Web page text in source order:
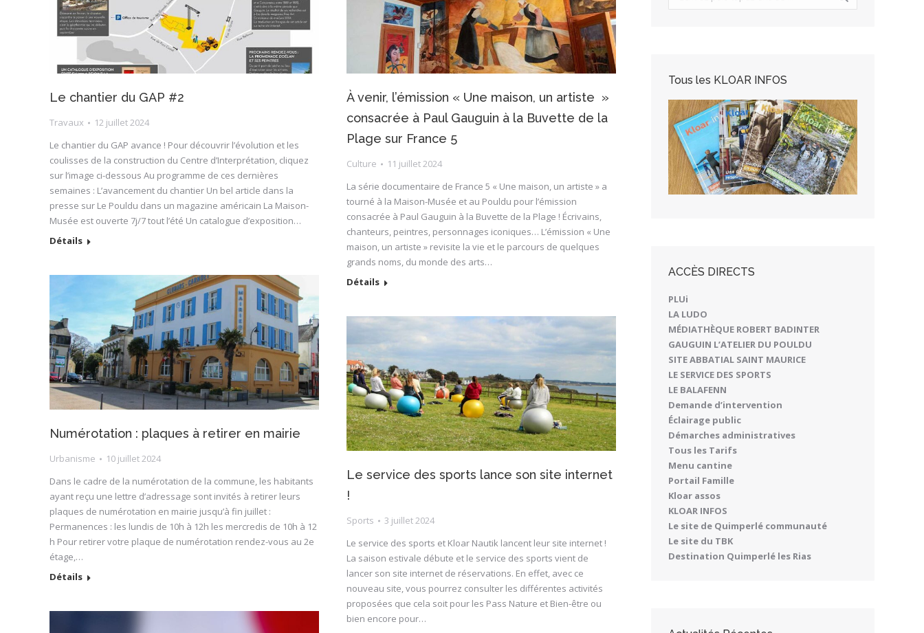
Le chantier du GAP #2
Travaux
12 juillet 2024
Le chantier du GAP avance ! Pour découvrir l’évolution et les
coulisses de la construction du Centre d’Interprétation, cliquez
sur l’image ci-dessous Au programme de ces dernières
semaines : L’avancement du chantier Un bel article dans la
presse sur Le Pouldu dans un magazine américain La Maison-
Musée est ouverte 7j/7 tout l’été Un catalogue d’exposition…
Détails
À venir, l’émission « Une maison, un artiste »
consacrée à Paul Gauguin à la Buvette de la
Plage sur France 5
Culture
11 juillet 2024
La série documentaire de France 5 « Une maison, un artiste » a
tourné à la Maison-Musée et au Pouldu pour l’émission
consacrée à Paul Gauguin à la Buvette de la Plage ! Écrivains,
chanteurs, peintres, personnages iconiques… L’émission « Une
maison, un artiste » revisite la vie et le parcours de quelques
grands noms, du monde des arts…
Détails
Numérotation : plaques à retirer en mairie
Urbanisme
10 juillet 2024
Dans le cadre de la numérotation de la commune, les habitants
ayant reçu une lettre d’adressage sont invités à retirer leurs
plaques de numérotation en mairie jusqu’à fin juillet :
Permanences : les lundis de 10h à 12h les mercredis de 10h à 12
h Pour retirer votre plaque de numérotation rendez-vous au 2e
étage,…
Détails
Le service des sports lance son site internet
!
Sports
3 juillet 2024
Le service des sports et Kloar Nautik lancent leur site internet !
La saison estivale débute et le service des sports vient de
lancer son site internet de réservations. En effet, avec ce
nouveau site, vous pourrez consulter les différentes activités
proposées que cela soit pour les Pass Nature et Bien-être ou
bien encore pour…
Tous les KLOAR INFOS
ACCÈS DIRECTS
PLUi
LA LUDO
MÉDIATHÈQUE ROBERT BADINTER
GAUGUIN L’ATELIER DU POULDU
SITE ABBATIAL SAINT MAURICE
LE SERVICE DES SPORTS
LE BALAFENN
Demande d’intervention
Éclairage public
Démarches administratives
Tous les Tarifs
Menu cantine
Portail Famille
Kloar assos
KLOAR INFOS
Le site de Quimperlé communauté
Le site du TBK
Destination Quimperlé les Rias